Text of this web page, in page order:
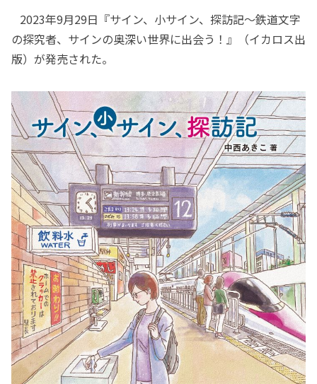
2023年9月29日『サイン、小サイン、探訪記～鉄道文字
の探究者、サインの奥深い世界に出会う！』（イカロス出
版）が発売された。